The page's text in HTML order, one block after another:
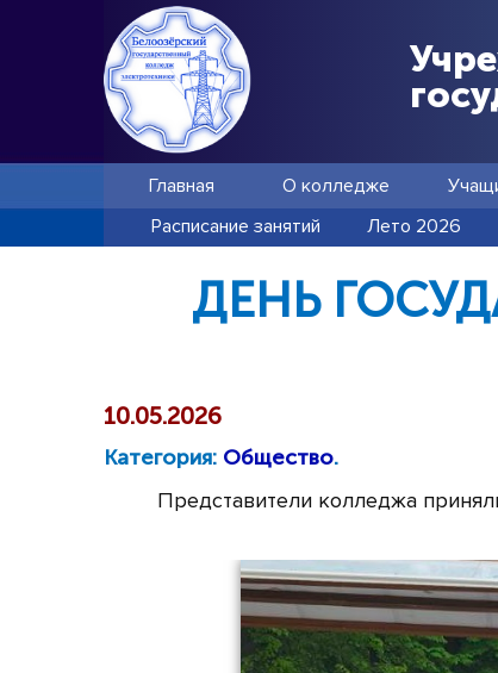
Главная О колледже
Расписание занятий
Лето 2026
ДЕНЬ
10.05.2026
Категория: Общество.
Представители колледжа